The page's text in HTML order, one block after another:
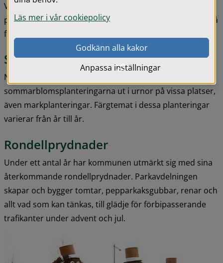
Vårens lökar spritter upp ur den svarta jorden och det
piggar upp vintertrötta. Vårplanteringarna kommer ut så
fort vädret tillåter med penséer eller liknande.
Sommarblomsplanteringar
När risken för nattfrost är över placeras
sommarblomsplanteringarna ut i urnor på vissa platser,
även markplanteringar. Färgtemat i dessa planteringar
varierar från år till år.
Rondellprydnader
​Under ett antal år har kommunen utmärkt sig med sina
återkommande rondellprydnader. Parkavdelningen
skapar och bygger tomtar, pepparkaksgubbar, renar och
allt vad som kan tänkas, till glädje för förbipasserande
trafikanter under advent och jul.
Läs mer i vår cookiepolicy
Godkänn alla kakor
Anpassa inställningar